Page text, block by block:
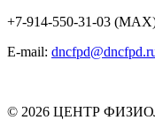
+7-914-550-31-03
E-mail:
© 2026 ЦЕНТР